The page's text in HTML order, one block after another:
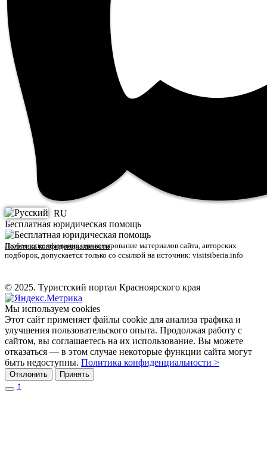
RU
Бесплатная юридическая помощь
Политика конфиденциальности
Любое использование или копирование материалов сайта, авторских
подборок, допускается только со ссылкой на источник: visitsiberia.info
© 2025. Туристский портал Красноярского края
Мы используем cookies
Этот сайт применяет файлы cookie для анализа трафика и
улучшения пользовательского опыта. Продолжая работу с
сайтом, вы соглашаетесь на их использование. Вы можете
отказаться — в этом случае некоторые функции сайта могут
быть недоступны. Политика конфиденциальности >
Отклонить Принять
↑